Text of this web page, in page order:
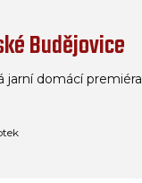
Budějovice
jarní domácí premiéra